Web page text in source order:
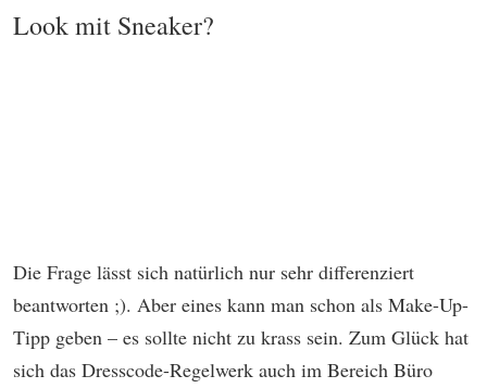
Look mit Sneaker?
Die Frage lässt sich natürlich nur sehr differenziert
beantworten ;). Aber eines kann man schon als Make-Up-
Tipp geben – es sollte nicht zu krass sein. Zum Glück hat
sich das Dresscode-Regelwerk auch im Bereich Büro